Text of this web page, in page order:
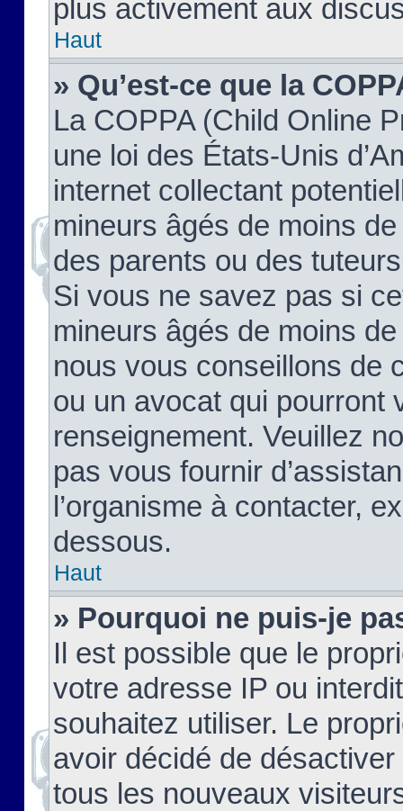
plus activement aux
Haut
» Qu’est-ce que la
La COPPA (Child Online
une loi des États-Unis
internet collectant
mineurs âgés de moins
des parents ou des
Si vous ne savez pas si
mineurs âgés de moins
nous vous conseillons de
ou un avocat qui pourront
renseignement. Veuillez
pas vous fournir
l’organisme à contacter,
dessous.
Haut
» Pourquoi ne puis-je
Il est possible que le
votre adresse IP ou
souhaitez utiliser. Le
avoir décidé de
tous les nouveaux